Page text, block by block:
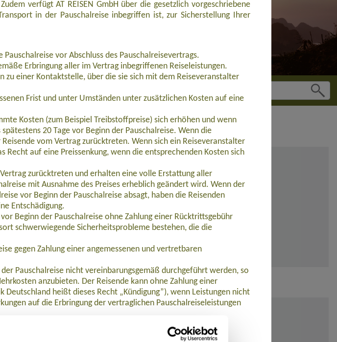
(EXAS011)
verfügt AT REISEN GmbH über die gesetzlich vorgeschriebene
in der Pauschalreise inbegriffen ist, zur Sicherstellung Ihrer
vor Abschluss des Pauschalreisevertrags.
Erbringung aller im Vertrag inbegriffenen Reiseleistungen.
einer Kontaktstelle, über die sie sich mit dem Reiseveranstalter
Frist und unter Umständen unter zusätzlichen Kosten auf eine
Kosten (zum Beispiel Treibstoffpreise) sich erhöhen und wenn
20 Tage vor Beginn der Pauschalreise. Wenn die
vom Vertrag zurücktreten. Wenn sich ein Reiseveranstalter
Recht auf eine Preissenkung, wenn die entsprechenden Kosten sich
zurücktreten und erhalten eine volle Erstattung aller
mit Ausnahme des Preises erheblich geändert wird. Wenn der
vor Beginn der Pauschalreise absagt, haben die Reisenden
Entschädigung.
Beginn der Pauschalreise ohne Zahlung einer Rücktrittsgebühr
schwerwiegende Sicherheitsprobleme bestehen, die die
gegen Zahlung einer angemessenen und vertretbaren
Pauschalreise nicht vereinbarungsgemäß durchgeführt werden, so
anzubieten. Der Reisende kann ohne Zahlung einer
heißt dieses Recht „Kündigung”), wenn Leistungen nicht
auf die Erbringung der vertraglichen Pauschalreiseleistungen
wenn die Reiseleistungen nicht oder nicht